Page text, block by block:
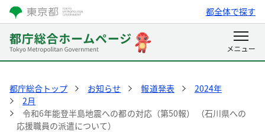
都全体で探す
都庁総合トップ お知らせ 報道発表
2024年
2月
令和6年能登半島地震への都の対応（第50報） （石川県への
応援職員の派遣について）